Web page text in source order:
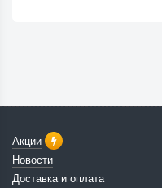
Акции
Новости
Доставка и оплата